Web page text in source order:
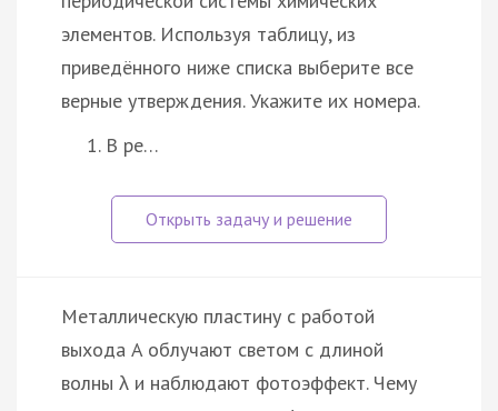
элементов. Используя таблицу, из
приведённого ниже списка выберите все
верные утверждения. Укажите их номера.
В ре…
Металлическую пластину с работой
выхода A облучают светом с длиной
волны λ и наблюдают фотоэффект. Чему